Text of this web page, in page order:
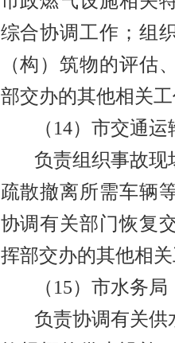
综合协调工作；组
（构）筑物的评估
部交办的其他相关
（ 14）市交通运
负责组织事故现
疏散撤离所需车辆
协调有关部门恢复
挥部交办的其他相
（ 15）市水务局
负责协调有关供